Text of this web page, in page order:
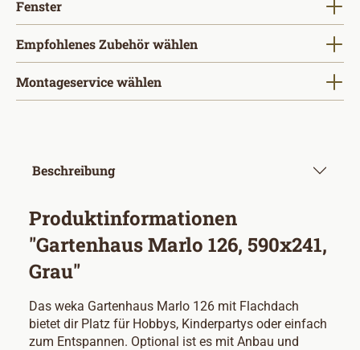
Fensterauswählen
Empfohlenes Zubehör wählen
Montageservice wählen
Beschreibung
Produktinformationen
"Gartenhaus Marlo 126, 590x241,
Grau"
Das weka Gartenhaus Marlo 126 mit Flachdach
bietet dir Platz für Hobbys, Kinderpartys oder einfach
zum Entspannen. Optional ist es mit Anbau und